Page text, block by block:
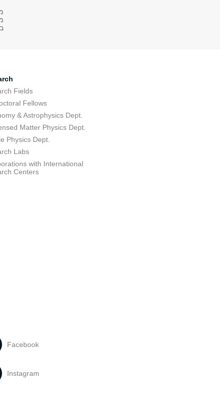
Fields
Fellows
& Astrophysics Dept.
Matter Physics Dept.
Physics Dept.
Labs
with International
Centers
Facebook
Instagram